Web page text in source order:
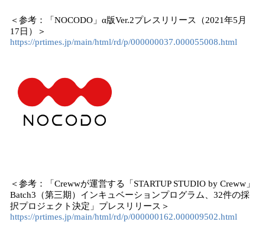
＜参考：「NOCODO」α版Ver.2プレスリリース（2021年5月
17日）＞
https://prtimes.jp/main/html/rd/p/000000037.000055008.html
＜参考：「Crewwが運営する「STARTUP STUDIO by Creww」
Batch3（第三期）インキュベーションプログラム、32件の採
択プロジェクト決定」プレスリリース＞
https://prtimes.jp/main/html/rd/p/000000162.000009502.html